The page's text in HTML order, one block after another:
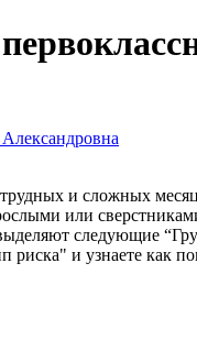
и сложных
или
следующие
риска" и узнаете как